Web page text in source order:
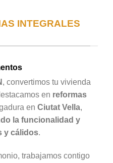
INTEGRALES
, convertimos tu vivienda
en reformas
en Ciutat Vella,
la funcionalidad y
y cálidos.
trabajamos contigo